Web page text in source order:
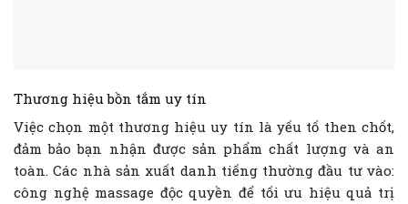
Thương hiệu bồn tắm uy tín
Việc chọn một thương hiệu uy tín là yếu tố then chốt,
đảm bảo bạn nhận được sản phẩm chất lượng và an
toàn. Các nhà sản xuất danh tiếng thường đầu tư vào:
công nghệ massage độc quyền để tối ưu hiệu quả trị